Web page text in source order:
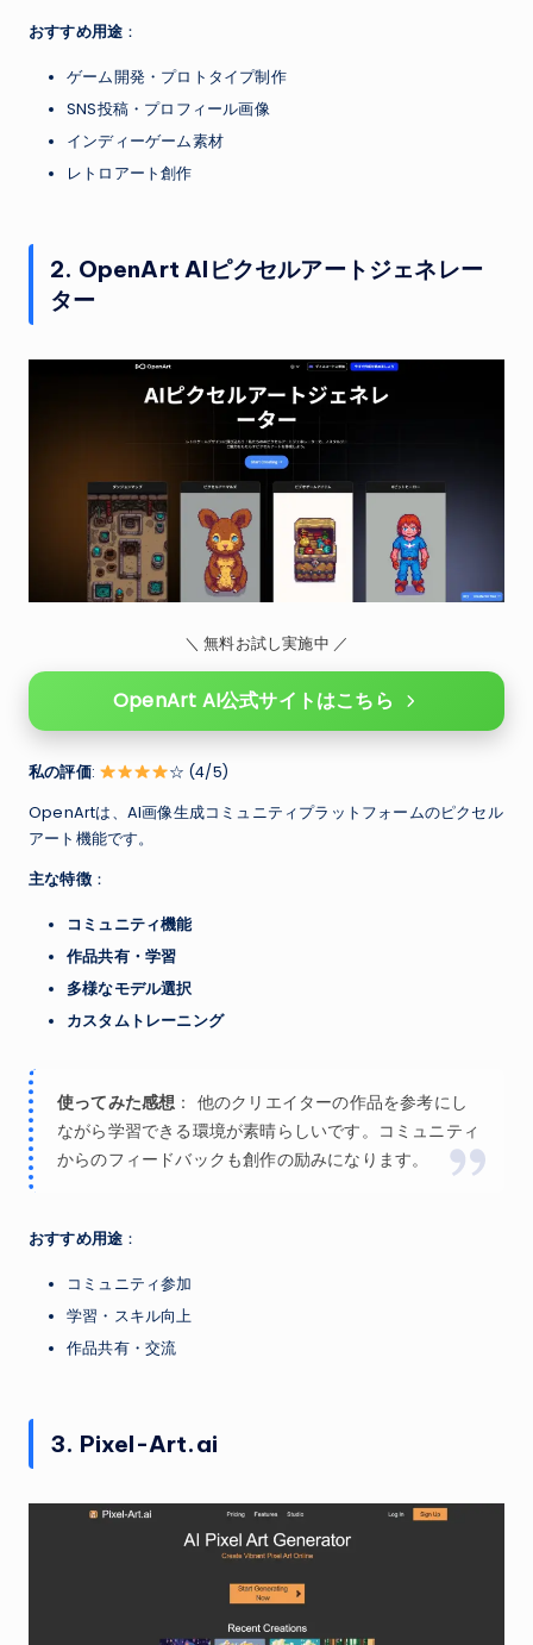
おすすめ用途 ：
ゲーム開発・プロトタイプ制作
SNS投稿・プロフィール画像
インディーゲーム素材
レトロアート創作
2. OpenArt AIピクセルアートジェネレー
ター
＼ 無料お試し実施中 ／
OpenArt AI公式サイトはこちら
私の評価:
☆ (4/5)
OpenArtは、AI画像生成コミュニティプラットフォームのピクセル
アート機能です。
主な特徴：
コミュニティ機能
作品共有・学習
多様なモデル選択
カスタムトレーニング
使ってみた感想 ： 他のクリエイターの作品を参考にし
ながら学習できる環境が素晴らしいです。コミュニティ
からのフィードバックも創作の励みになります。
おすすめ用途 ：
コミュニティ参加
学習・スキル向上
作品共有・交流
3. Pixel-Art.ai